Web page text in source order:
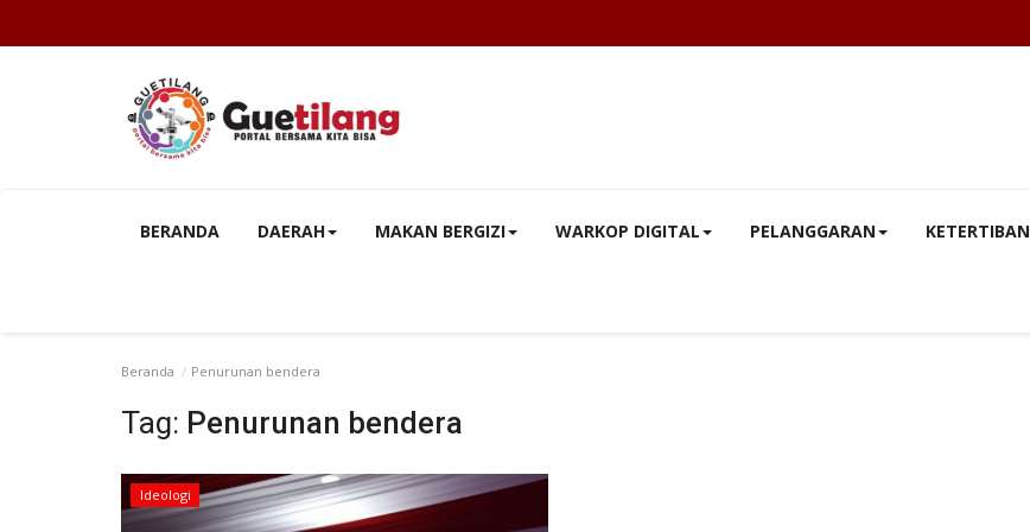
BERANDA DAERAH MAKAN BERGIZI WARKOP DIGITAL PELANGGARAN KETERTIBAN
Beranda Penurunan bendera
Tag: Penurunan bendera
Ideologi